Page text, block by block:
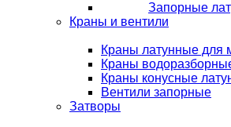
Запорные
Краны и вентили
Краны латунные для
Краны
Краны конусные
Вентили запорные
Затворы